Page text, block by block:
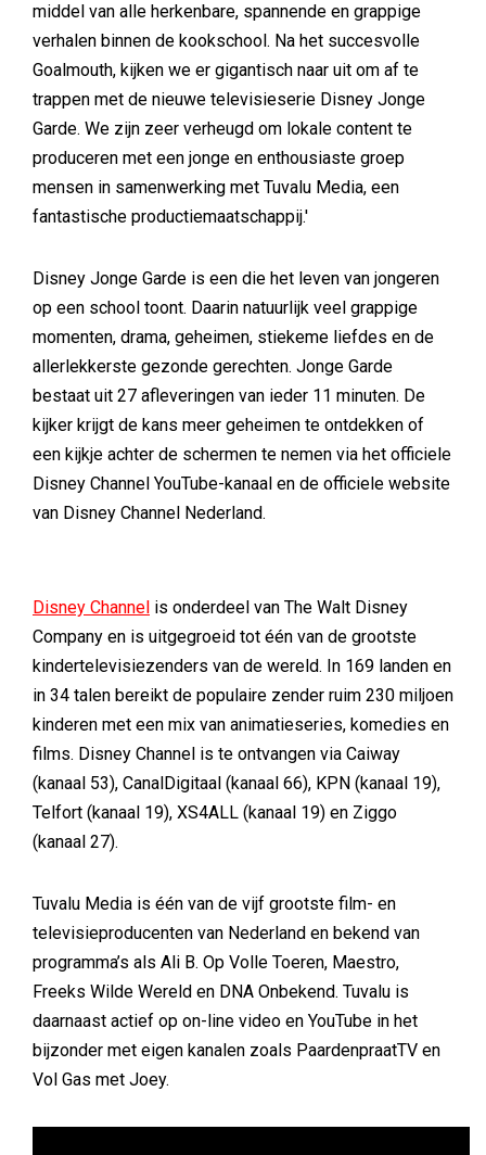
middel van alle herkenbare, spannende en grappige
verhalen binnen de kookschool. Na het succesvolle
Goalmouth, kijken we er gigantisch naar uit om af te
trappen met de nieuwe televisieserie Disney Jonge
Garde. We zijn zeer verheugd om lokale content te
produceren met een jonge en enthousiaste groep
mensen in samenwerking met Tuvalu Media, een
fantastische productiemaatschappij.'
Disney Jonge Garde is een die het leven van jongeren
op een school toont. Daarin natuurlijk veel grappige
momenten, drama, geheimen, stiekeme liefdes en de
allerlekkerste gezonde gerechten. Jonge Garde
bestaat uit 27 afleveringen van ieder 11 minuten. De
kijker krijgt de kans meer geheimen te ontdekken of
een kijkje achter de schermen te nemen via het officiele
Disney Channel YouTube-kanaal en de officiele website
van Disney Channel Nederland.
Disney Channel is onderdeel van The Walt Disney
Company en is uitgegroeid tot één van de grootste
kindertelevisiezenders van de wereld. In 169 landen en
in 34 talen bereikt de populaire zender ruim 230 miljoen
kinderen met een mix van animatieseries, komedies en
films. Disney Channel is te ontvangen via Caiway
(kanaal 53), CanalDigitaal (kanaal 66), KPN (kanaal 19),
Telfort (kanaal 19), XS4ALL (kanaal 19) en Ziggo
(kanaal 27).
Tuvalu Media is één van de vijf grootste film- en
televisieproducenten van Nederland en bekend van
programma’s als Ali B. Op Volle Toeren, Maestro,
Freeks Wilde Wereld en DNA Onbekend. Tuvalu is
daarnaast actief op on-line video en YouTube in het
bijzonder met eigen kanalen zoals PaardenpraatTV en
Vol Gas met Joey.